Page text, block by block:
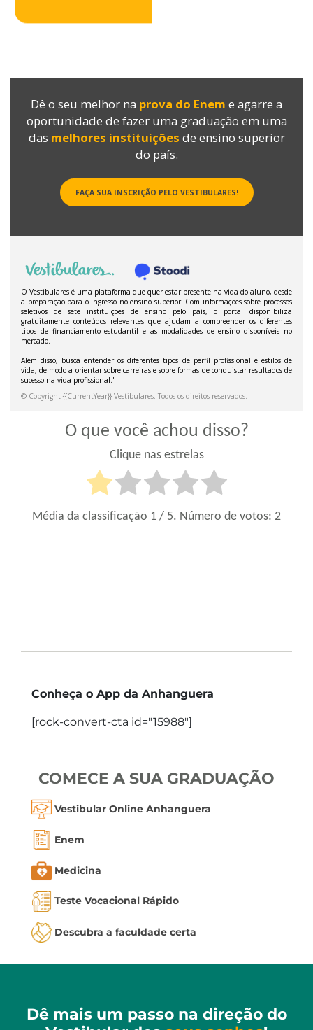
O que você achou disso?
Clique nas estrelas
Média da classificação 1 / 5. Número de votos: 2
Conheça o App da Anhanguera
[rock-convert-cta id="15988"]
COMECE A SUA GRADUAÇÃO
Vestibular Online Anhanguera
Enem
Medicina
Teste Vocacional Rápido
Descubra a faculdade certa
Dê mais um passo na direção do